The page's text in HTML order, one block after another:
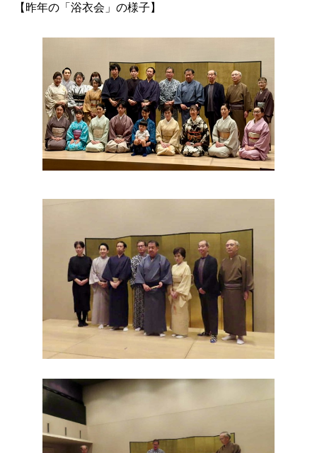
【昨年の「浴衣会」の様子】